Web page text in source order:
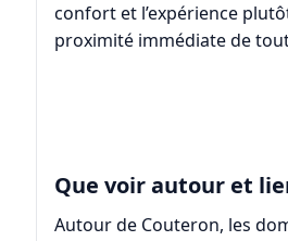
confort et l’expérience
proximité immédiate de
Que voir autour et
Autour de Couteron, les